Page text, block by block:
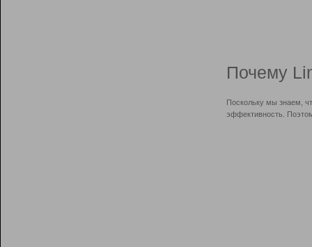
Почему
Поскольку мы знаем,
эффективность.